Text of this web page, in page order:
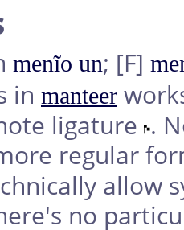
menĩo un; [F]
in manteer
ligature .
regular
allow
no